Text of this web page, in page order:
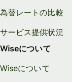
為替レートの比較
サービス提供状況
Wiseについて
Wiseについて